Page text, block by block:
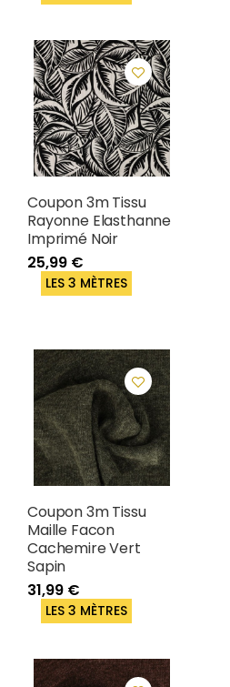
Coupon 3m Tissu
Rayonne Elasthanne
Imprimé Noir
25,99 €
LES 3 MÈTRES
Coupon 3m Tissu
Maille Facon
Cachemire Vert
Sapin
31,99 €
LES 3 MÈTRES